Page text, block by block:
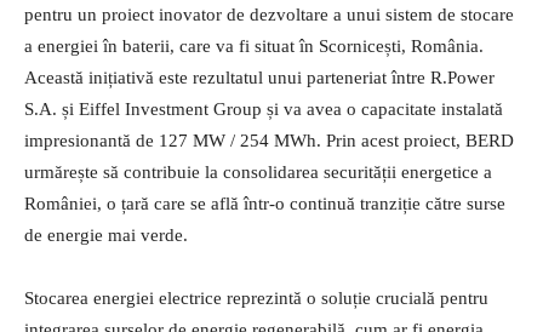
pentru un proiect inovator de dezvoltare a unui sistem de stocare
a energiei în baterii, care va fi situat în Scornicești, România.
Această inițiativă este rezultatul unui parteneriat între R.Power
S.A. și Eiffel Investment Group și va avea o capacitate instalată
impresionantă de 127 MW / 254 MWh. Prin acest proiect, BERD
urmărește să contribuie la consolidarea securității energetice a
României, o țară care se află într-o continuă tranziție către surse
de energie mai verde.
Stocarea energiei electrice reprezintă o soluție crucială pentru